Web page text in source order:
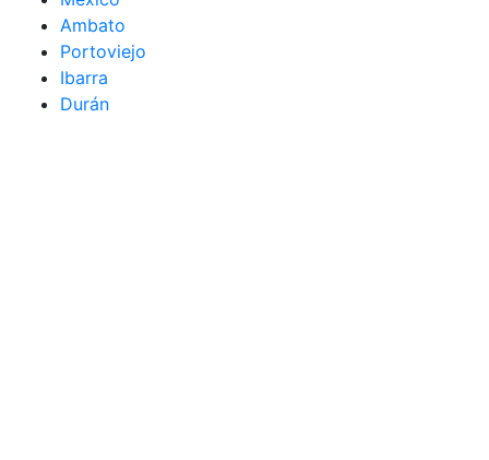
Ambato
Portoviejo
Ibarra
Durán